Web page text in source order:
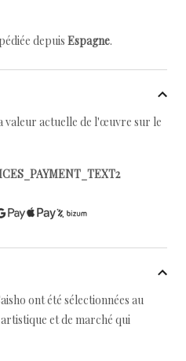
depuis Espagne.
valeur actuelle de l'œuvre sur le
ont été sélectionnées au
et de marché qui